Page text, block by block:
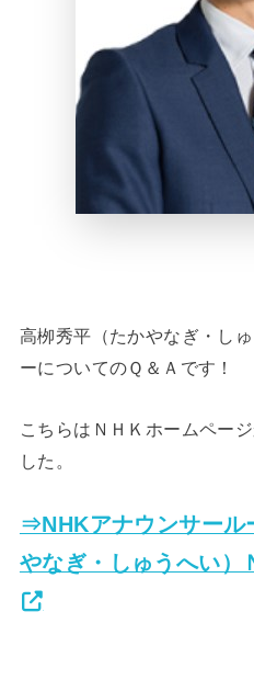
高栁秀平（たかやなぎ・し
ーについてのＱ＆Ａです！
こちらはＮＨＫホームペー
した。
⇒NHKアナウンサール
やなぎ・しゅうへい）